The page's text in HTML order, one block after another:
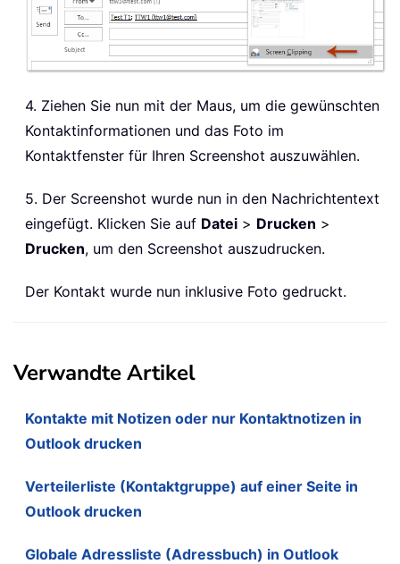
4. Ziehen Sie nun mit der Maus, um die gewünschten
Kontaktinformationen und das Foto im
Kontaktfenster für Ihren Screenshot auszuwählen.
5. Der Screenshot wurde nun in den Nachrichtentext
eingefügt. Klicken Sie auf Datei > Drucken >
Drucken, um den Screenshot auszudrucken.
Der Kontakt wurde nun inklusive Foto gedruckt.
Verwandte Artikel
Kontakte mit Notizen oder nur Kontaktnotizen in
Outlook drucken
Verteilerliste (Kontaktgruppe) auf einer Seite in
Outlook drucken
Globale Adressliste (Adressbuch) in Outlook